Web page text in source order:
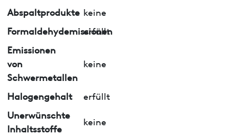
Abspaltprodukte keine
Formaldehydemissionen
erfüllt
Emissionen
von
Schwermetallen
keine
Halogengehalt
erfüllt
Unerwünschte
Inhaltsstoffe
keine